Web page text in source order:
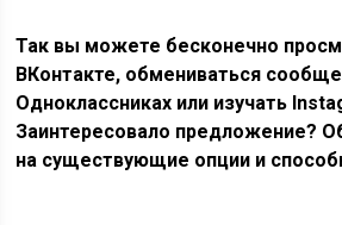
Так вы можете бесконечно
ВКонтакте, обмениваться
Одноклассниках или изучать
Заинтересовало предложение?
на существующие опции и